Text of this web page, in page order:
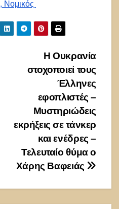
Νομικός
Η Ουκρανία
στοχοποιεί τους
Έλληνες
εφοπλιστές –
Μυστηριώδεις
εκρήξεις σε τάνκερ
και ενέδρες –
Τελευταίο θύμα ο
Χάρης Βαφειάς